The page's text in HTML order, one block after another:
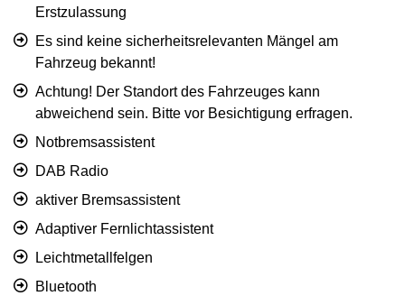
Erstzulassung
Es sind keine sicherheitsrelevanten Mängel am
Fahrzeug bekannt!
Achtung! Der Standort des Fahrzeuges kann
abweichend sein. Bitte vor Besichtigung erfragen.
Notbremsassistent
DAB Radio
aktiver Bremsassistent
Adaptiver Fernlichtassistent
Leichtmetallfelgen
Bluetooth